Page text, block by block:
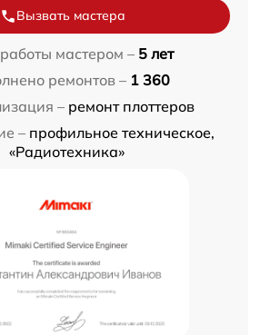
Вызвать мастера
мастером – 5 лет
ремонтов – 1 360
– ремонт плоттеров
– профильное техническое,
«Радиотехника»